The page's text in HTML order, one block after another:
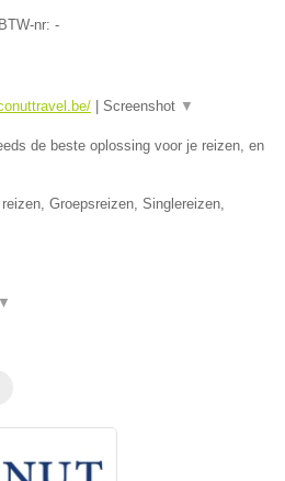
nr: -
Screenshot ▼
de beste oplossing voor je reizen, en
Groepsreizen, Singlereizen,
▼